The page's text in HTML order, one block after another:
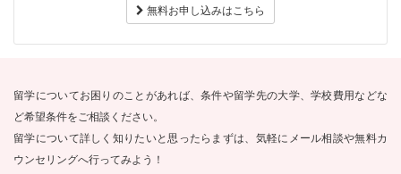
無料お申し込みはこちら
留学についてお困りのことがあれば、条件や留学先の大学、学校費用などな
ど希望条件をご相談ください。
留学について詳しく知りたいと思ったらまずは、気軽にメール相談や無料カ
ウンセリングへ行ってみよう！